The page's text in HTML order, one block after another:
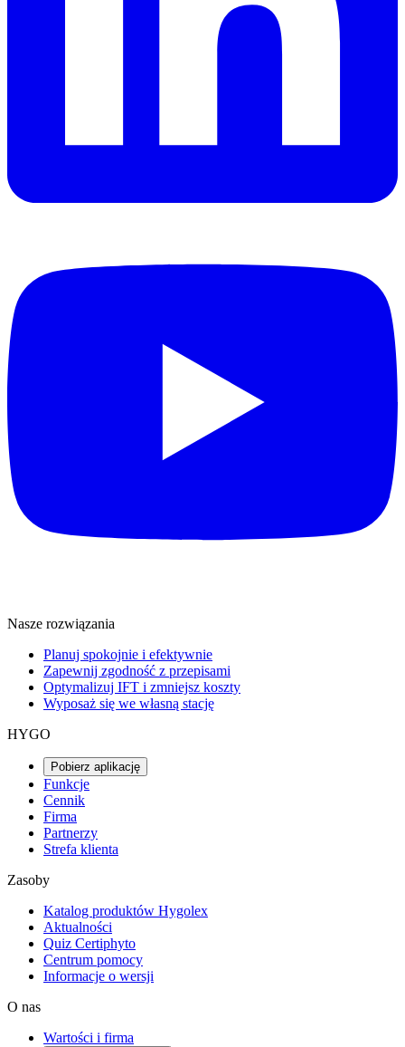
Nasze rozwiązania
Planuj spokojnie i efektywnie
Zapewnij zgodność z przepisami
Optymalizuj IFT i zmniejsz koszty
Wyposaż się we własną stację
HYGO
Pobierz aplikację
Funkcje
Cennik
Firma
Partnerzy
Strefa klienta
Zasoby
Katalog produktów Hygolex
Aktualności
Quiz Certiphyto
Centrum pomocy
Informacje o wersji
O nas
Wartości i firma